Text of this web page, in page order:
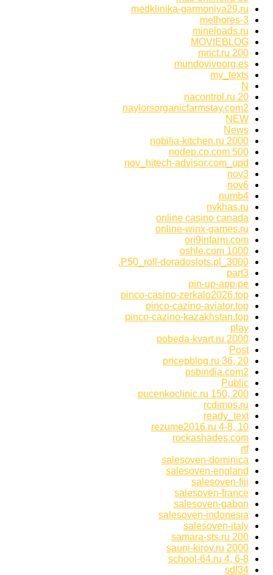
medklinika-garmoniya29.ru
melhores-3
mineloads.ru
MOVIEBLOG
mrict.ru 200
mundovivoorg.es
my_texts
N
nacontrol.ru 20
naylorsorganicfarmstay.com2
NEW
News
nobilia-kitchen.ru 2000
nodep.co.com 500
nov_hitech-advisor.com_upd
nov3
nov6
numb4
nykhas.ru
online casino canada
online-winx-games.ru
ori9infarm.com
oshle.com 1000
P50_roll-doradoslots.pl_3000.
part3
pin-up-app.pe
pinco-casino-zerkalo2026.top
pinco-cazino-aviator.top
pinco-cazino-kazakhstan.top
play
pobeda-kvart.ru 2000
Post
pricepblog.ru 36, 20
psbindia.com2
Public
pucenkoclinic.ru 150, 200
rcdimos.ru
ready_text
rezume2016.ru 4-8, 10
rockashades.com
rtf
salesoven-dominica
salesoven-england
salesoven-fiji
salesoven-france
salesoven-gabon
salesoven-indonesia
salesoven-italy
samara-sts.ru 200
sauni-kirov.ru 2000
school-64.ru 4, 6-8
sdf34